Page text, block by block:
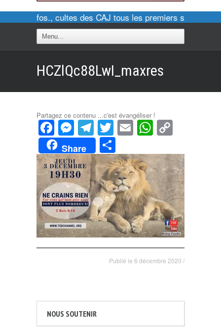
Pour infos., cultes des CAJ tous les premiers samedis
HCZlQc88LwI_maxres
Partagez ce contenu ...c'est évangéliser !
Facebook
Messenger
Telegram
Twitter
Email
Share
Publié le 6 décembre 2020 /
NOUS SOUTENIR